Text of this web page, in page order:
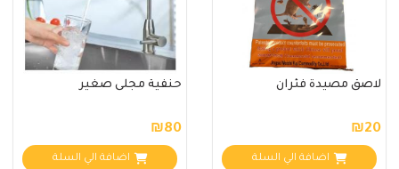
لاصق مصيدة فئران
₪20
اضافة الي السلة
حنفية مجلى صغير
₪80
اضافة الي السلة